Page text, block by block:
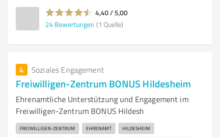
4,40 / 5,00
24 Bewertungen (1 Quelle)
4 Soziales Engagement
Freiwilligen-Zentrum BONUS Hildesheim
Ehrenamtliche Unterstützung und Engagement im
Freiwilligen-Zentrum BONUS Hildesh
FREIWILLIGEN-ZENTRUM EHRENAMT HILDESHEIM